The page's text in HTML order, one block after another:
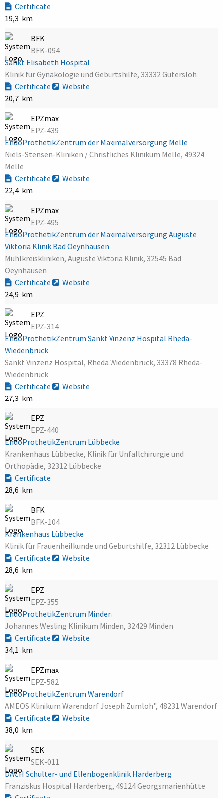
Certificate
19,3 km
BFK
BFK-094
Sankt Elisabeth Hospital
Klinik für Gynäkologie und Geburtshilfe, 33332 Gütersloh
Certificate
Website
20,7 km
EPZmax
EPZ-439
EndoProthetikZentrum der Maximalversorgung Melle
Niels-Stensen-Kliniken / Christliches Klinikum Melle, 49324
Melle
Certificate
Website
22,4 km
EPZmax
EPZ-495
EndoProthetikZentrum der Maximalversorgung Auguste
Viktoria Klinik Bad Oeynhausen
Mühlkreiskliniken, Auguste Viktoria Klinik, 32545 Bad
Oeynhausen
Certificate
Website
24,9 km
EPZ
EPZ-314
EndoProthetikZentrum Sankt Vinzenz Hospital Rheda-
Wiedenbrück
Sankt Vinzenz Hospital, Rheda Wiedenbrück, 33378 Rheda-
Wiedenbrück
Certificate
Website
27,3 km
EPZ
EPZ-440
EndoProthetikZentrum Lübbecke
Krankenhaus Lübbecke, Klinik für Unfallchirurgie und
Orthopädie, 32312 Lübbecke
Certificate
28,6 km
BFK
BFK-104
Krankenhaus Lübbecke
Klinik für Frauenheilkunde und Geburtshilfe, 32312 Lübbecke
Certificate
Website
28,6 km
EPZ
EPZ-355
EndoProthetikZentrum Minden
Johannes Wesling Klinikum Minden, 32429 Minden
Certificate
Website
34,1 km
EPZmax
EPZ-582
EndoProthetikZentrum Warendorf
AMEOS Klinikum Warendorf Joseph Zumloh", 48231 Warendorf
Certificate
Website
38,0 km
SEK
SEK-011
DACH Schulter- und Ellenbogenklinik Harderberg
Franziskus Hospital Harderberg, 49124 Georgsmarienhütte